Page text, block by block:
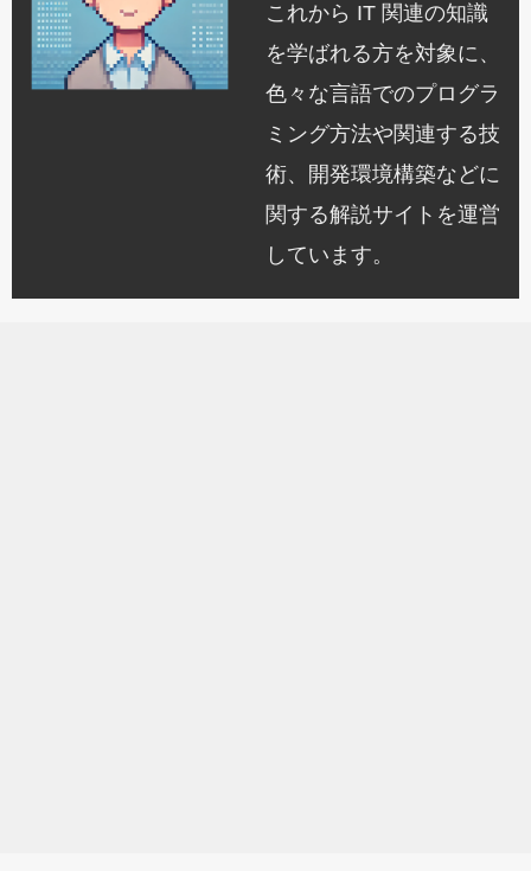
これから IT 関連の知識
を学ばれる方を対象に、
色々な言語でのプログラ
ミング方法や関連する技
術、開発環境構築などに
関する解説サイトを運営
しています。